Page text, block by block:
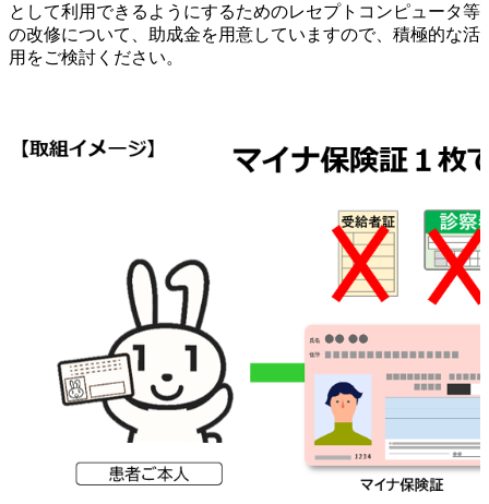
として利用できるようにするためのレセプトコンピュータ等
の改修について、助成金を用意していますので、積極的な活
用をご検討ください。